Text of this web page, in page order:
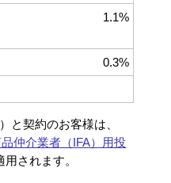
1.1%
0.3%
と契約のお客様は、
品仲介業者（IFA）用投
用されます。